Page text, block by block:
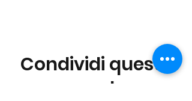
Condividi questo
evento